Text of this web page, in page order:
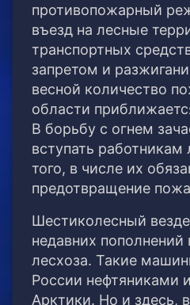
противопожарный
въезд на лесные
транспортных
запретом и
весной количество
области
В борьбу с огнем
вступать
того, в числе их
предотвращение
Шестиколесный
недавних пополнений
лесхоза. Такие
России нефтяниками
Арктики. Но и здесь,